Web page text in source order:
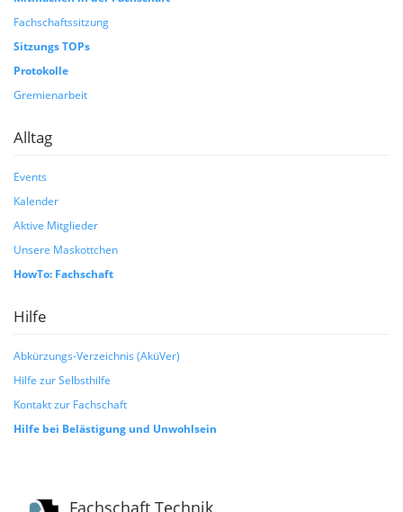
Fachschaftssitzung
Sitzungs TOPs
Protokolle
Gremienarbeit
Alltag
Events
Kalender
Aktive Mitglieder
Unsere Maskottchen
HowTo: Fachschaft
Hilfe
Abkürzungs-Verzeichnis (AküVer)
Hilfe zur Selbsthilfe
Kontakt zur Fachschaft
Hilfe bei Belästigung und Unwohlsein
Fachschaft Technik